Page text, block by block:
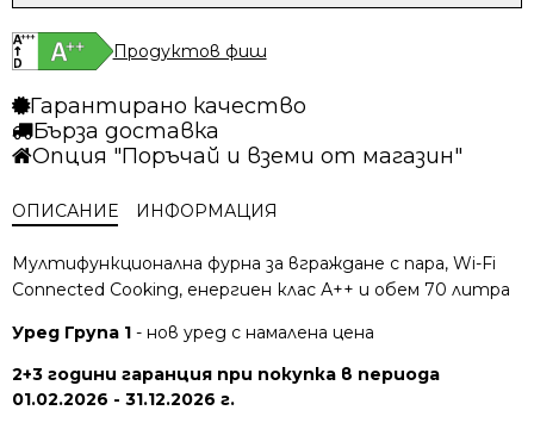
с
пара
за
вграждане
AEG
Продуктов фиш
Гарантирано качество
Бърза доставка
Опция "Поръчай и вземи от магазин"
ОПИСАНИЕ ИНФОРМАЦИЯ
Мултифункционална фурна за вграждане с пара, Wi-Fi
Connected Cooking, енергиен клас А++ и обем 70 литра
Уред Група 1 - нов уред с намалена цена
2+3 години гаранция при покупка в периода
01.02.2026 - 31.12.2026 г.